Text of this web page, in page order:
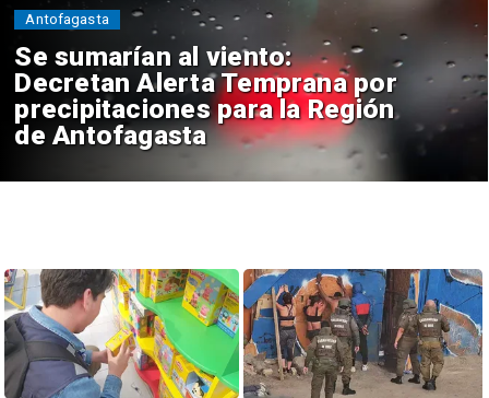
Se sumarían al viento:
Decretan Alerta Temprana por
precipitaciones para la Región
de Antofagasta
Antofagasta